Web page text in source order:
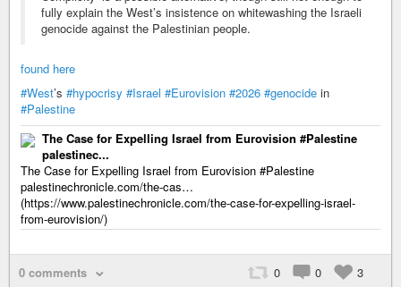
fully explain the West’s insistence on whitewashing the Israeli
genocide against the Palestinian people.
found here
#West’s #hypocrisy #Israel #Eurovision #2026 #genocide in
#Palestine
The Case for Expelling Israel from Eurovision #Palestine
palestinec...
The Case for Expelling Israel from Eurovision #Palestine
palestinechronicle.com/the-cas…
(https://www.palestinechronicle.com/the-case-for-expelling-israel-
from-eurovision/)
0 comments 0 0 3